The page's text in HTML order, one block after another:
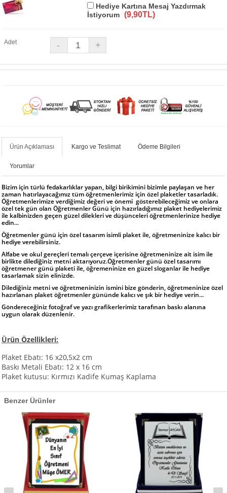
Hediye Kartına Mesaj Yazdırmak
İstiyorum (9,90TL)
Adet
Ürün Açıklaması Kargo ve Teslimat Ödeme Bilgileri
Yorumlar
Bizim için türlü fedakarlıklar yapan, bilgi birikimini bizimle paylaşan ve her
zaman hatırlayacağımız tüm öğretmenlerimiz için özel plaketler tasarladık.
Öğretmenlerimize verdiğimiz değeri ve önemi gösterebileceğimiz ve onlara
özel tek gün olan Öğretmenler Günü için hazırladığımız plaket hediyelerimiz
ile kalbinizden geçen güzel dilekleri ve düşünceleri öğretmenlerinize hediye
edin...
Öğretmenler günü için özel tasarım isimli plaket ile, öğretmeninize kalıcı bir
hediye verebilirsiniz.
Alfabe ve okul gereçleri temalı çerçeve içerisine öğretmeninize ait isim ile
birlikte dilediğiniz metni aktarıyoruz.Öğretmenler günü özel tasarımı
öğretmener günü plaketi ile, öğremeninize en güzel sloganlar ile hediye
tasarlamak sizin elinizde.
Dilediğiniz metni ve öğretmeninizin ismini bize gönderin, öğretmeninize özel
hazırlanan plaket öğretmenler gününde kalıcı ve şık bir hediye verin...
Göndereceğiniz fotoğraf ve yazı grafikerlerimiz tarafınan baskı alanına
uygun olarak düzenlenir.
Ürün Özellikleri:
Plaket Ebatı: 16 x20,5x2 cm
Baskı Metali Ebatı: 12 x 16 cm
Plaket kutusu: Kırmızı Kadife Kumaş Kaplama
Benzer Ürünler